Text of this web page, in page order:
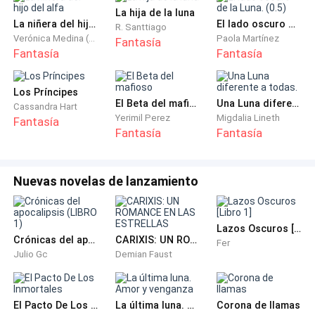
— ¿Juntos?... ¿Lo que eres?
¡¡Noo!! ¿Por qué le salía con eso de estar juntos,
ahora? ¿Y qué demonio se suponía que era… un perro?
—Si Emi, nada nos separará ya.
— ¿Marcha atrás? Emi, pequeña, te tengo grandiosas
noticias, luego me explicarás de lo que sea que estás
hablando.
—Yo también te tengo noticias. Verás, hoy es el día de
mi boda.
La niñera del hijo del alfa
Verónica Medina (Nashell1D)
Fantasía
La hija de la luna
R. Santtiago
Fantasía
El lado oscuro de la Luna. (0.5)
Paola Martínez
Fantasía
Los Príncipes
Cassandra Hart
Fantasía
El Beta del mafioso
Yerimil Perez
Fantasía
Una Luna diferente a todas.
Migdalia Lineth
Fantasía
Nuevas novelas de lanzamiento
Crónicas del apocalipsis (LIBRO 1)
Julio Gc
CARIXIS: UN ROMANCE EN LAS ESTRELLAS
Demian Faust
Lazos Oscuros [Libro 1]
Fer
El Pacto De Los Inmortales La última luna. Amor y venganza Corona de llamas